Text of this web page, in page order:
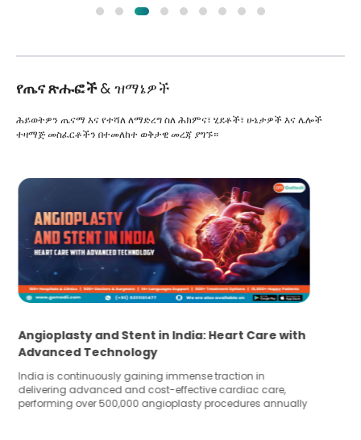
የጤና ጽሑፎች& ዝማኔዎች
ሕይወትዎን ጤናማ እና የተሻለ ለማድረግ ስለ ሕክምና፣ ሂደቶች፣ ሁኔታዎች እና ሌሎች
ተዛማጅ መስፈርቶችን በተመለከተ ወቅታዊ መረጃ ያግኙ።
5 Essential Steps for Effective Human Sperm
Collection and Processing Methods
Human sperm collection and processing are critical steps
in advanced reproductive techniques like In Vitro
Fertilization (IVF) and intrauterine insemination (IUI). These